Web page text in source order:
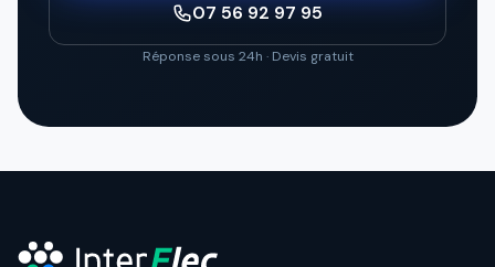
07 56 92 97 95
Réponse sous 24h · Devis gratuit